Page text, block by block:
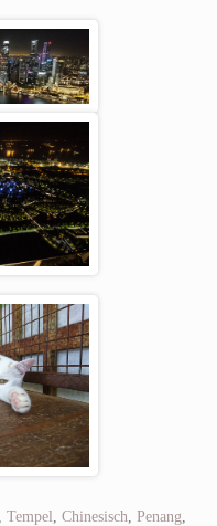
Tempel Chinesisch Penang